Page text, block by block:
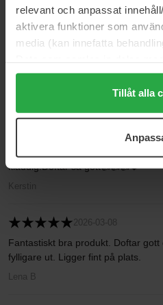
relevant och anpassat
aktivera funktioner som
media (kan innefatta
Genom att trycka på "Tillåt
alla cookies, medan du under
användningen av cookies. Du
samt vår Integritetspolicy.
Tillåt alla
2026-01-31
och drygt. Min favorit!
kladdig.Doftar så gott👍👍👍❤️
2026-03-08
Fantastiskt bra produkt. Doftar
fylligare ut. Ligger fint på plats.
Lena B